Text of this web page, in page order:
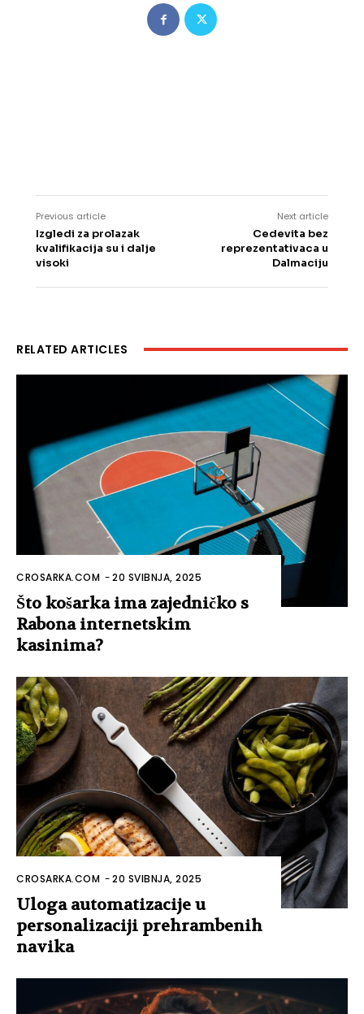
Previous article
Izgledi za prolazak
kvalifikacija su i dalje
visoki
Next article
Cedevita bez
reprezentativaca u
Dalmaciju
RELATED ARTICLES
CROSARKA.COM -20 SVIBNJA, 2025
Što košarka ima zajedničko s
Rabona internetskim
kasinima?
CROSARKA.COM -20 SVIBNJA, 2025
Uloga automatizacije u
personalizaciji prehrambenih
navika